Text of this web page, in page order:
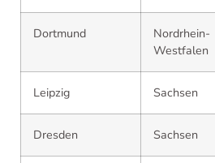
Dortmund
Nordrhein-
Westfalen
Leipzig Sachsen
Dresden Sachsen